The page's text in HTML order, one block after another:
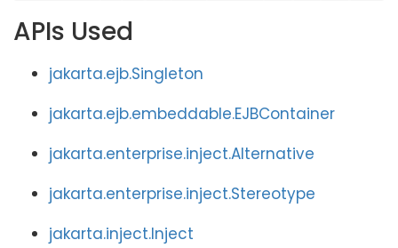
APIs Used
jakarta.ejb.Singleton
jakarta.ejb.embeddable.EJBContainer
jakarta.enterprise.inject.Alternative
jakarta.enterprise.inject.Stereotype
jakarta.inject.Inject